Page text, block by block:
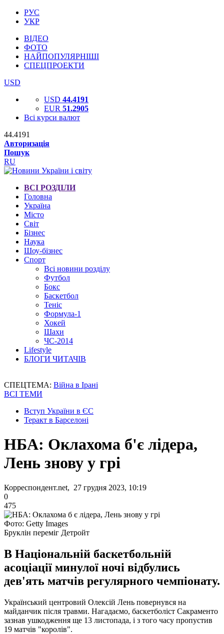
РУС
УКР
ВІДЕО
ФОТО
НАЙПОПУЛЯРНІШІ
СПЕЦПРОЕКТИ
USD
USD 44.4191
EUR 51.2905
Всі курси валют
44.4191
Авторизація
Пошук
RU
ВСІ РОЗДІЛИ
Головна
Україна
Місто
Світ
Бізнес
Наука
Шоу-бізнес
Спорт
Всі новини розділу
Футбол
Бокс
Баскетбол
Теніс
Формула-1
Хокей
Шахи
ЧС-2014
Lifestyle
БЛОГИ ЧИТАЧІВ
СПЕЦТЕМА: Війна в Ірані
ВСІ ТЕМИ
Вступ України в ЄС
Теракт в Барселоні
НБА: Оклахома б'є лідера,
Лень знову у грі
Корреспондент.net, 27 грудня 2023, 10:19
0
475
Фото: Getty Images
Бруклін переміг Детройт
В Національній баскетбольній
асоціації минулої ночі відбулись
дев'ять матчів регулярного чемпіонату.
Український центровий Олексій Лень повернувся на
майданчик після травми. Нагадаємо, баскетболіст Сакраменто
зазнав ушкодження ще 13 листопада, і з того часу пропустив
19 матчів "королів".